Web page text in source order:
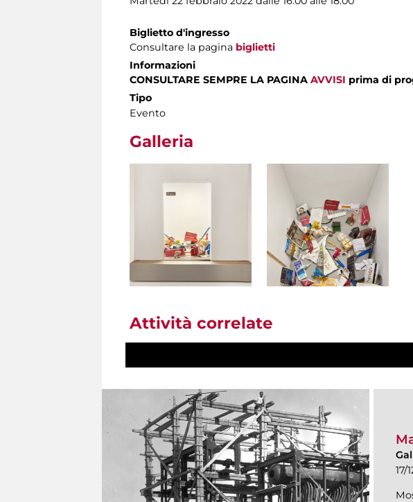
Biglietto d'ingresso
Consultare la pagina biglietti
Informazioni
CONSULTARE SEMPRE LA PAGINA AVVISI prima di
Tipo
Evento
Galleria
Attività correlate
17/